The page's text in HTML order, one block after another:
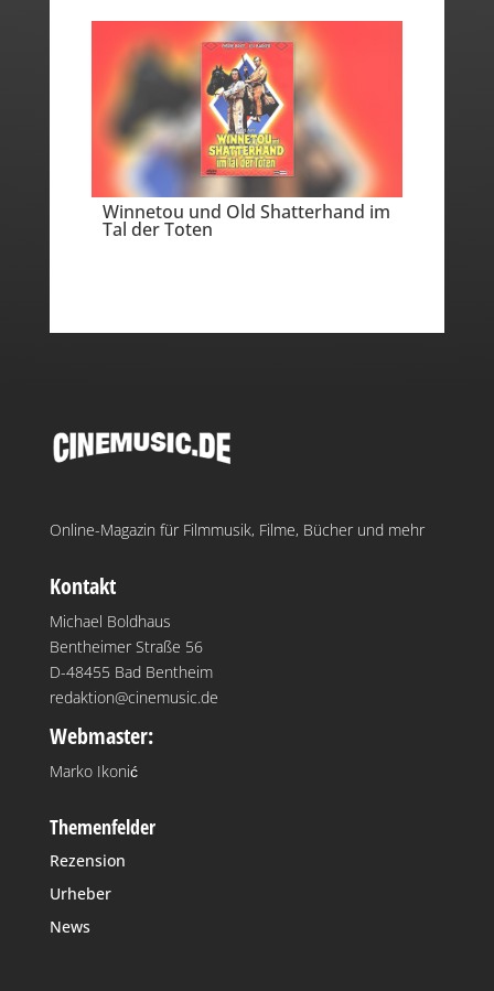
Winnetou und Old Shatterhand im
Tal der Toten
Online-Magazin für Filmmusik, Filme, Bücher und mehr
Kontakt
Michael Boldhaus
Bentheimer Straße 56
D-48455 Bad Bentheim
redaktion@cinemusic.de
Webmaster:
Marko Ikonić
Themenfelder
Rezension
Urheber
News